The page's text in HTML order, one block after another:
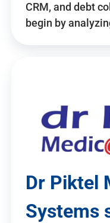
CRM, and debt
begin by
Dr Piktel
Systems